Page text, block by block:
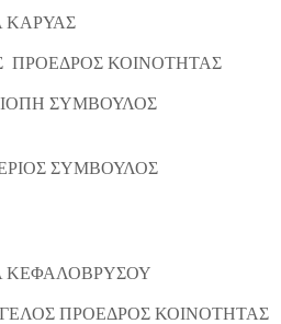
ΚΑΡΥΑΣ
ΠΡΟΕΔΡΟΣ ΚΟΙΝΟΤΗΤΑΣ
ΣΥΜΒΟΥΛΟΣ
ΣΥΜΒΟΥΛΟΣ
ΚΕΦΑΛΟΒΡΥΣΟΥ
ΠΡΟΕΔΡΟΣ ΚΟΙΝΟΤΗΤΑΣ